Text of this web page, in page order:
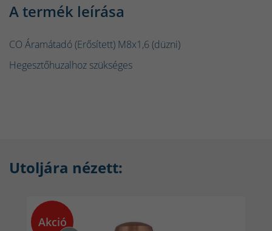
A termék leírása
CO Áramátadó (Erősített) M8x1,6 (düzni)
Hegesztőhuzalhoz szükséges
Utoljára nézett:
Akció